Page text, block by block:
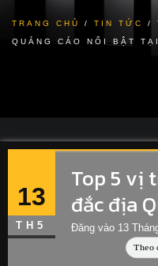
TRANG CHỦ / TIN TỨC /
QUẢNG CÁO NỔI BẬT
13
TH5
Top 5 vị
đắc địa
Đăng vào 13